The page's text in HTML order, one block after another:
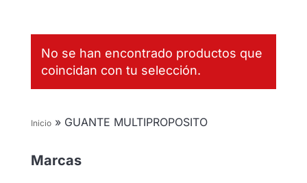
No se han encontrado productos que
coincidan con tu selección.
Inicio» GUANTE MULTIPROPOSITO
Marcas